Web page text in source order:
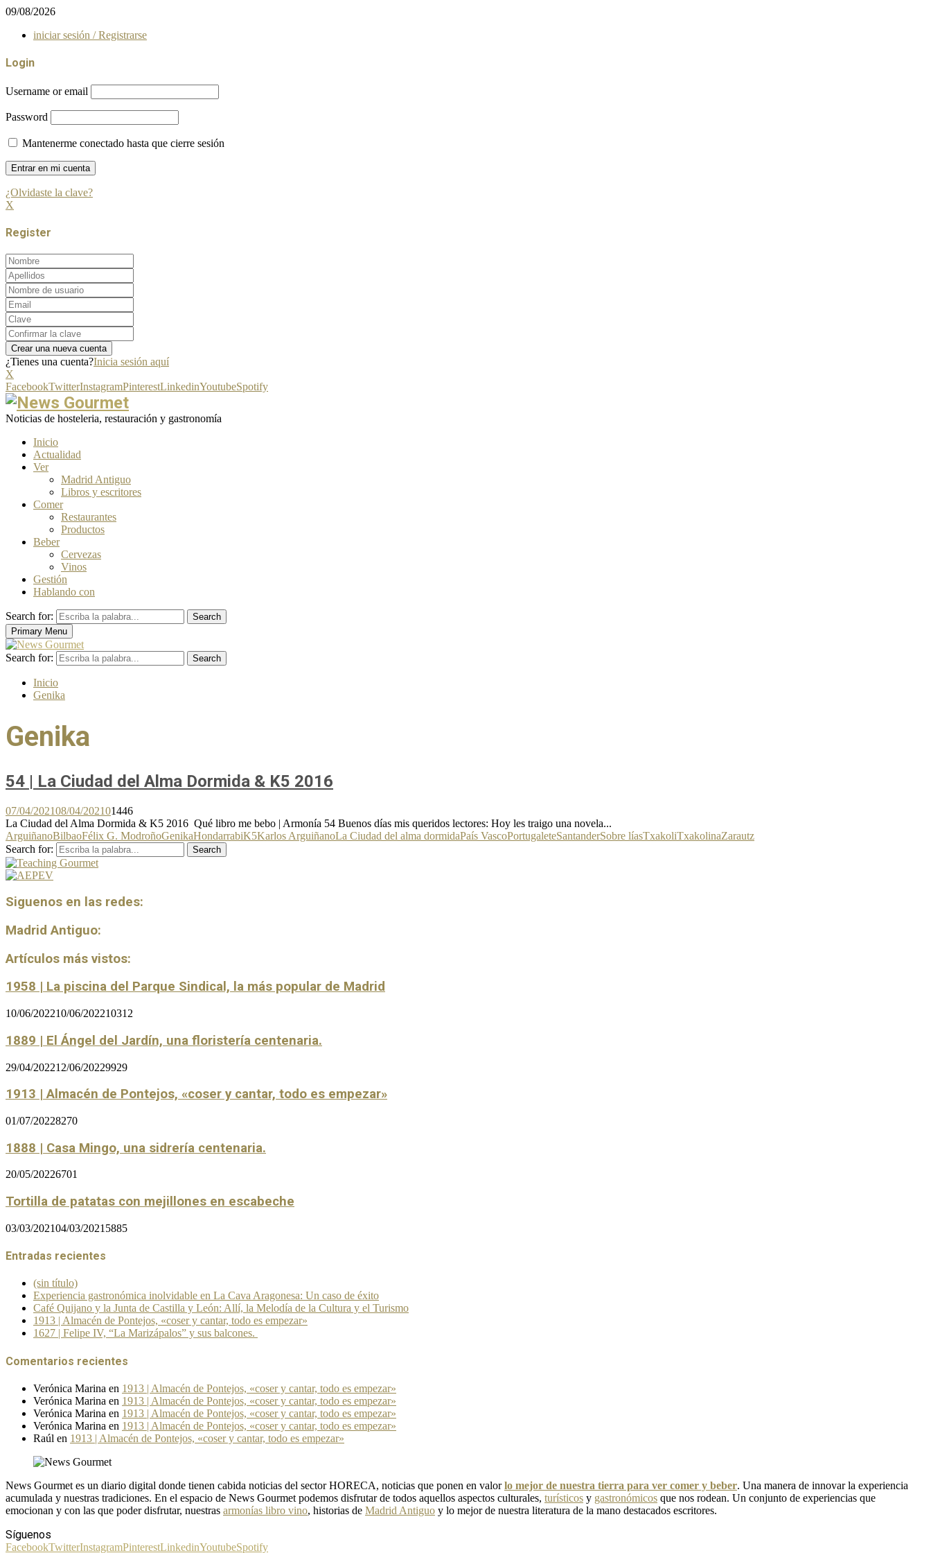
09/08/2026
iniciar sesión / Registrarse
Login
Username or email
Password
Mantenerme conectado hasta que cierre sesión
¿Olvidaste la clave?
X
Register
¿Tienes una cuenta?Inicia sesión aquí
X
FacebookTwitterInstagramPinterestLinkedinYoutubeSpotify
Noticias de hosteleria, restauración y gastronomía
Inicio
Actualidad
Ver
Madrid Antiguo
Libros y escritores
Comer
Restaurantes
Productos
Beber
Cervezas
Vinos
Gestión
Hablando con
Search for:
Search
Primary Menu
Search for: Search
Inicio
Genika
Genika
54 | La Ciudad del Alma Dormida & K5 2016
07/04/202108/04/202101446
La Ciudad del Alma Dormida & K5 2016 Qué libro me bebo | Armonía 54 Buenos días mis queridos lectores: Hoy les traigo una novela...
ArguiñanoBilbaoFélix G. ModroñoGenikaHondarrabiK5Karlos ArguiñanoLa Ciudad del alma dormidaPaís VascoPortugaleteSantanderSobre líasTxakoliTxakolinaZarautz
Search for:
Search
Siguenos en las redes:
Madrid Antiguo:
Artículos más vistos:
1958 | La piscina del Parque Sindical, la más popular de Madrid
10/06/202210/06/202210312
1889 | El Ángel del Jardín, una floristería centenaria.
29/04/202212/06/20229929
1913 | Almacén de Pontejos, «coser y cantar, todo es empezar»
01/07/20228270
1888 | Casa Mingo, una sidrería centenaria.
20/05/20226701
Tortilla de patatas con mejillones en escabeche
03/03/202104/03/2021 5885
Entradas recientes
(sin título)
Experiencia gastronómica inolvidable en La Cava Aragonesa: Un caso de éxito
Café Quijano y la Junta de Castilla y León: Allí, la Melodía de la Cultura y el Turismo
1913 | Almacén de Pontejos, «coser y cantar, todo es empezar»
1627 | Felipe IV, “La Marizápalos” y sus balcones.
Comentarios recientes
Verónica Marina en 1913 | Almacén de Pontejos, «coser y cantar, todo es empezar»
Verónica Marina en 1913 | Almacén de Pontejos, «coser y cantar, todo es empezar»
Verónica Marina en 1913 | Almacén de Pontejos, «coser y cantar, todo es empezar»
Verónica Marina en 1913 | Almacén de Pontejos, «coser y cantar, todo es empezar»
Raúl en 1913 | Almacén de Pontejos, «coser y cantar, todo es empezar»
News Gourmet es un diario digital donde tienen cabida noticias del sector HORECA, noticias que ponen en valorlo mejor de nuestra tierra para ver comer y beber. Una manera de innovar la experiencia
acumulada y nuestras tradiciones. En el espacio de News Gourmet podemos disfrutar de todos aquellos aspectos culturales, turísticos y gastronómicos que nos rodean. Un conjunto de experiencias que
emocionan y con las que poder disfrutar, nuestras armonías libro vino, historias de Madrid Antiguo y lo mejor de nuestra literatura de la mano destacados escritores.
Síguenos
FacebookTwitterInstagramPinterestLinkedinYoutubeSpotify